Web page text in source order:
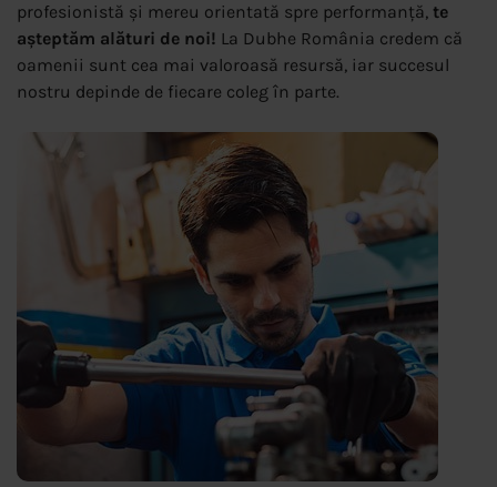
profesionistă și mereu orientată spre performanță, te
așteptăm alături de noi! La Dubhe România credem că
oamenii sunt cea mai valoroasă resursă, iar succesul
nostru depinde de fiecare coleg în parte.